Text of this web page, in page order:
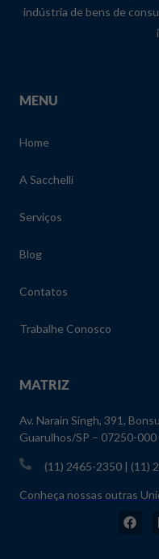
indústria de bens de
MENU
Home
A Sacchelli
Serviços
Blog
Contatos
Trabalhe Conosco
MATRIZ
Av. Narain Singh, 391,
Guarulhos/SP – 07250-000
(11) 2465-2350 | (11)
Conheça nossas outras